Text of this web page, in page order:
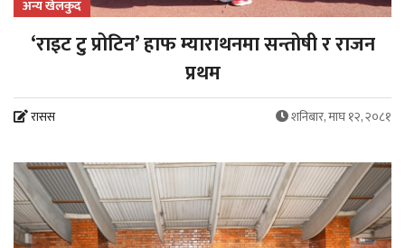
अन्य खेलकुद
‘राइट टु प्रोटिन’ हाफ म्याराथनमा सन्तोषी र राजन
प्रथम
रासस शनिबार, माघ १२, २०८१